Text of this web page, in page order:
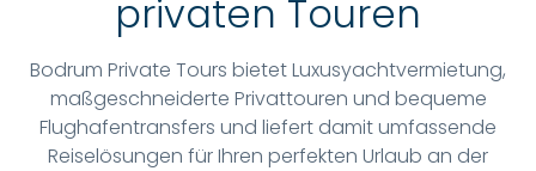
Bodrum Private Tours bietet Luxusyachtvermietung,
maßgeschneiderte Privattouren und bequeme
Flughafentransfers und liefert damit umfassende
Reiselösungen für Ihren perfekten Urlaub an der
türkischen Riviera.